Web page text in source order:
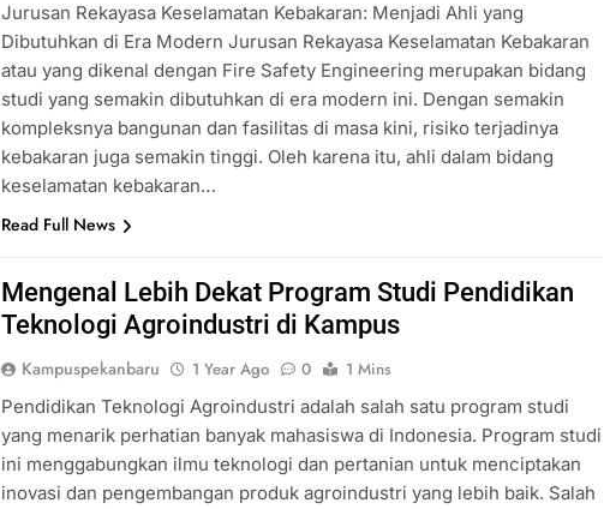
Jurusan Rekayasa Keselamatan Kebakaran: Menjadi Ahli yang
Dibutuhkan di Era Modern Jurusan Rekayasa Keselamatan Kebakaran
atau yang dikenal dengan Fire Safety Engineering merupakan bidang
studi yang semakin dibutuhkan di era modern ini. Dengan semakin
kompleksnya bangunan dan fasilitas di masa kini, risiko terjadinya
kebakaran juga semakin tinggi. Oleh karena itu, ahli dalam bidang
keselamatan kebakaran…
Read Full News
Mengenal Lebih Dekat Program Studi Pendidikan
Teknologi Agroindustri di Kampus
Kampuspekanbaru 1 Year Ago 0
1 Mins
Pendidikan Teknologi Agroindustri adalah salah satu program studi
yang menarik perhatian banyak mahasiswa di Indonesia. Program studi
ini menggabungkan ilmu teknologi dan pertanian untuk menciptakan
inovasi dan pengembangan produk agroindustri yang lebih baik. Salah